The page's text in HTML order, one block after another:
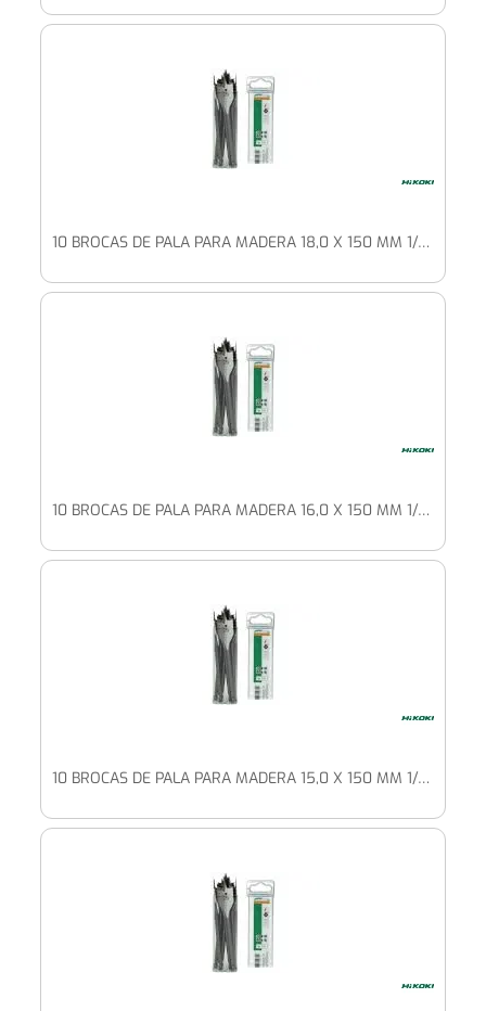
10 BROCAS DE PALA PARA MADERA 18,0 X 150 MM 1/4" HEXAGONAL
10 BROCAS DE PALA PARA MADERA 16,0 X 150 MM 1/4" HEXAGONAL
10 BROCAS DE PALA PARA MADERA 15,0 X 150 MM 1/4" HEXAGONAL